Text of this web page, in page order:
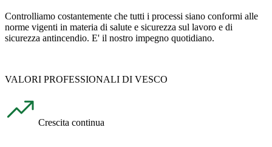
Controlliamo costantemente che tutti i processi siano conformi alle
norme vigenti in materia di salute e sicurezza sul lavoro e di
sicurezza antincendio. E' il nostro impegno quotidiano.
VALORI PROFESSIONALI DI VESCO
Crescita continua